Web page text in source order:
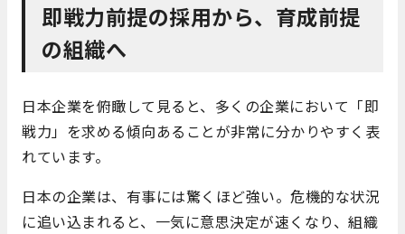
即戦力前提の採用から、育成前提
の組織へ
日本企業を俯瞰して見ると、多くの企業において「即
戦力」を求める傾向あることが非常に分かりやすく表
れています。
日本の企業は、有事には驚くほど強い。危機的な状況
に追い込まれると、一気に意思決定が速くなり、組織